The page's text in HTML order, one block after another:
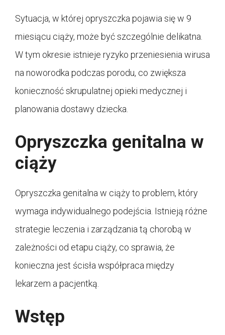
Sytuacja, w której opryszczka pojawia się w 9
miesiącu ciąży, może być szczególnie delikatna.
W tym okresie istnieje ryzyko przeniesienia wirusa
na noworodka podczas porodu, co zwiększa
konieczność skrupulatnej opieki medycznej i
planowania dostawy dziecka.
Opryszczka genitalna w
ciąży
Opryszczka genitalna w ciąży to problem, który
wymaga indywidualnego podejścia. Istnieją różne
strategie leczenia i zarządzania tą chorobą w
zależności od etapu ciąży, co sprawia, że
konieczna jest ścisła współpraca między
lekarzem a pacjentką.
Wstęp